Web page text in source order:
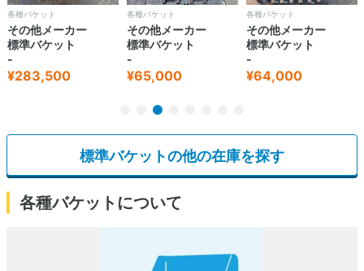
各種バケット
その他メーカー
標準バケット
-
¥283,500
各種バケット
その他メーカー
標準バケット
-
¥65,000
各種バケット
その他メーカー
標準バケット
-
¥64,000
標準バケットの他の在庫を探す
各種バケットについて